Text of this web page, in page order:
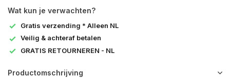
Wat kun je verwachten?
Gratis verzending * Alleen NL
Veilig & achteraf betalen
GRATIS RETOURNEREN - NL
Productomschrijving